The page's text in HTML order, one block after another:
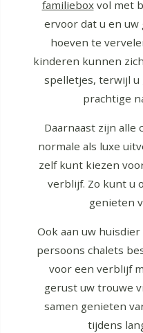
familieboxvol met
ervoor dat u en
hoeven te
kinderen kunnen
spelletjes, terwijl u
prachtige
Daarnaast zijn alle
normale als luxe
zelf kunt kiezen
verblijf. Zo kunt u
genieten
Ook aan uw
persoons chalets
voor een verblijf
gerust uw trouwe
samen genieten
tijdens